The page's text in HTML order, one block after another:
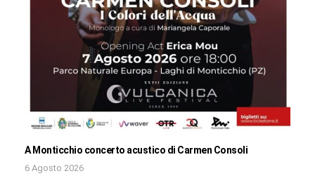
A Monticchio concerto acustico di Carmen Consoli
6 Agosto 2026